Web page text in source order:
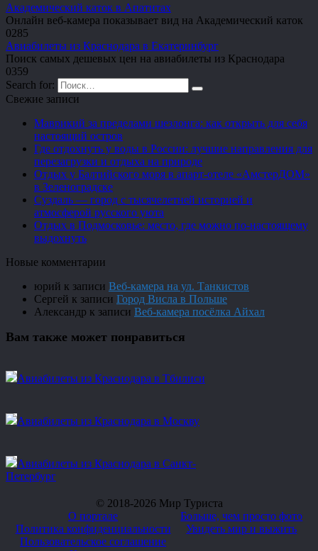
Академический каток в Апатитах
Онлайн веб-камера показывает вид на Академический каток
0285
Авиабилеты из Краснодара в Екатеринбург
Поиск самых дешевых цен на авиабилеты из Краснодара
0359
Search for:
Свежие записи
Маврикий за пределами шезлонга: как открыть для себя
настоящий остров
Где отдохнуть у воды в России: лучшие направления для
перезагрузки и отдыха на природе
Отдых у Балтийского моря в апарт-отеле «АмстерДОМ»
в Зеленоградске
Суздаль — город с тысячелетней историей и
атмосферой русского уюта
Отдых в Подмосковье: место, где можно по-настоящему
выдохнуть
Новые комментарии
юрий к записи Веб-камера на ул. Танкистов
Сергей к записи Город Висла в Польше
Александр к записи Веб-камера посёлка Айхал
Вам также может понравиться
Авиабилеты из Краснодара в Тбилиси
Авиабилеты из Краснодара в Москву
Авиабилеты из Краснодара в Санкт-
Петербург
© 2018-2026 Мир Туриста
О портале
Политика конфиденциальности
Пользовательское соглашение
Больше, чем просто фото
Увидеть мир и выжить